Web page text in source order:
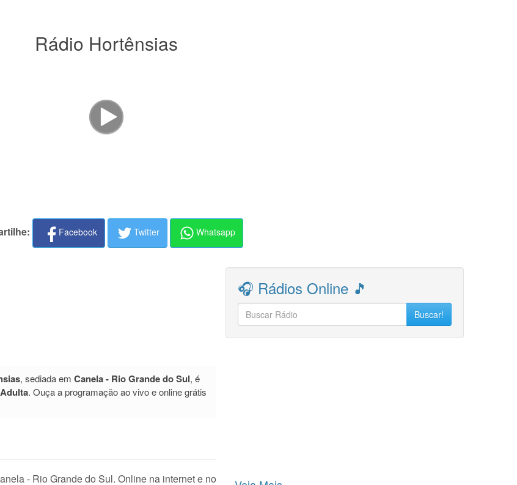
Rádio Hortênsias
Facebook Twitter Whatsapp
, sediada em Canela - Rio Grande do Sul, é
Adulta. Ouça a programação ao vivo e online grátis
🎧 Rádios Online 🎵
Buscar!
- Rio Grande do Sul. Online na internet e no